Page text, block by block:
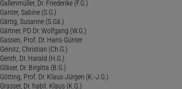
Gallenmüller, Dr. Friederike (F.G.)
Ganter, Sabine (S.G.)
Gärtig, Susanne (S.Gä.)
Gärtner, PD Dr. Wolfgang (W.G.)
Gassen, Prof. Dr. Hans-Günter
Geinitz, Christian (Ch.G.)
Genth, Dr. Harald (H.G.)
Gläser, Dr. Birgitta (B.G.)
Götting, Prof. Dr. Klaus-Jürgen (K.-J.G.)
Grasser, Dr. habil. Klaus (K.G.)